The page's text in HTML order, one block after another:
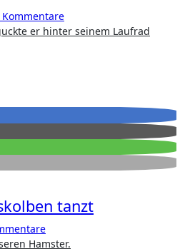
Kommentare
tanzt
Hamster.